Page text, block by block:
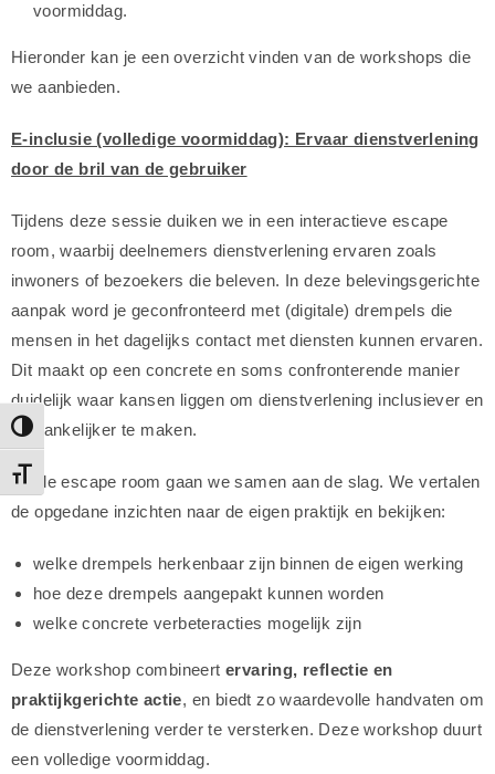
Toggle High Contrast
Toggle Font size
voormiddag.
Hieronder kan je een overzicht vinden van de workshops die
we aanbieden.
E-inclusie (volledige voormiddag): Ervaar dienstverlening
door de bril van de gebruiker
Tijdens deze sessie duiken we in een interactieve escape
room, waarbij deelnemers dienstverlening ervaren zoals
inwoners of bezoekers die beleven. In deze belevingsgerichte
aanpak word je geconfronteerd met (digitale) drempels die
mensen in het dagelijks contact met diensten kunnen ervaren.
Dit maakt op een concrete en soms confronterende manier
duidelijk waar kansen liggen om dienstverlening inclusiever en
toegankelijker te maken.
Na de escape room gaan we samen aan de slag. We vertalen
de opgedane inzichten naar de eigen praktijk en bekijken:
welke drempels herkenbaar zijn binnen de eigen werking
hoe deze drempels aangepakt kunnen worden
welke concrete verbeteracties mogelijk zijn
Deze workshop combineert ervaring, reflectie en
praktijkgerichte actie, en biedt zo waardevolle handvaten om
de dienstverlening verder te versterken. Deze workshop duurt
een volledige voormiddag.